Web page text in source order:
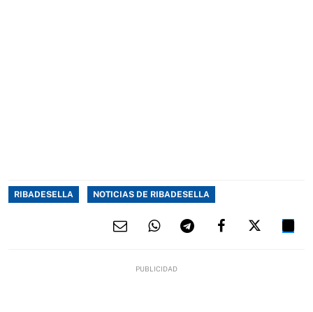
RIBADESELLA NOTICIAS DE RIBADESELLA